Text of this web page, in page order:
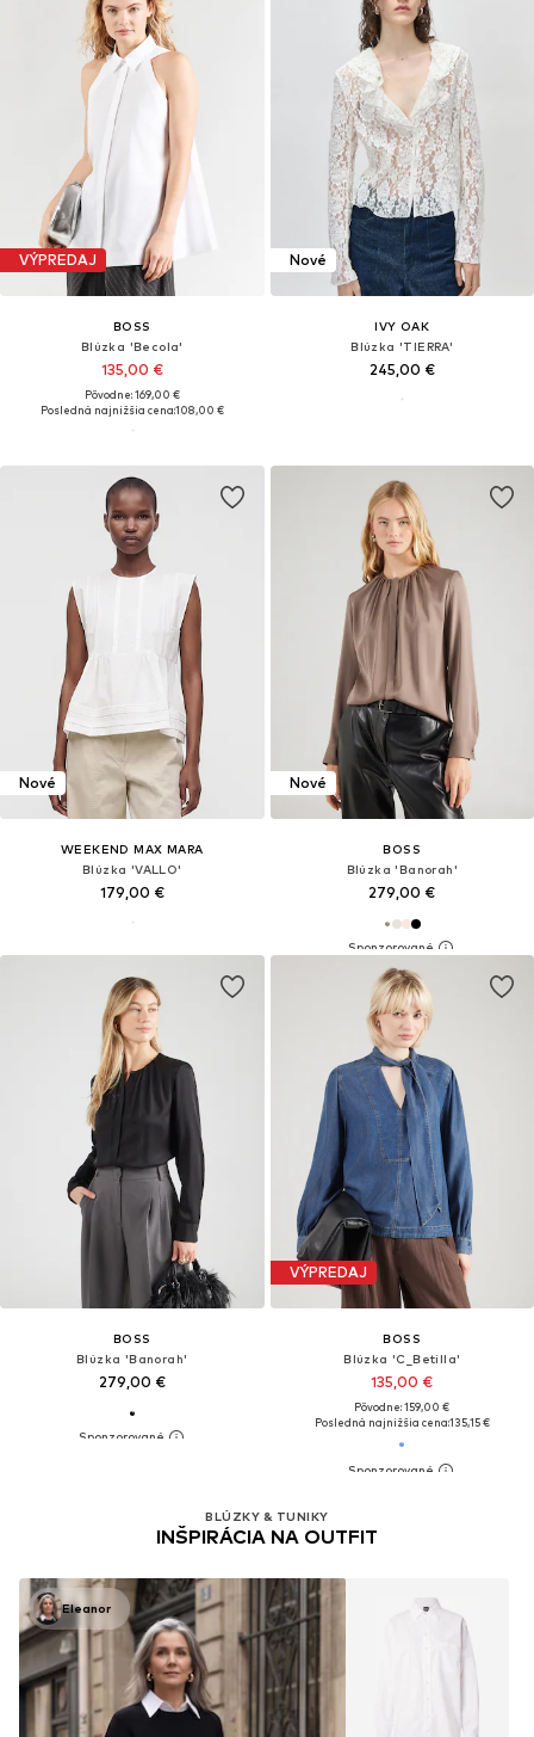
VÝPREDAJ
BOSS
Blúzka 'Becola'
135,00 €
Pôvodne: 169,00 €
Posledná najnižšia cena:108,00 €
Nové
IVY OAK
Blúzka 'TIERRA'
245,00 €
Nové
WEEKEND MAX MARA
Blúzka 'VALLO'
179,00 €
Nové
BOSS
Blúzka 'Banorah'
279,00 €
BOSS
Blúzka 'Banorah'
279,00 €
BLÚZKY & TUNIKY
INŠPIRÁCIA NA OUTFIT
Eleanor
VÝPREDAJ
BOSS
Blúzka 'C_Betilla'
135,00 €
Pôvodne: 159,00 €
Posledná najnižšia cena:135,15 €